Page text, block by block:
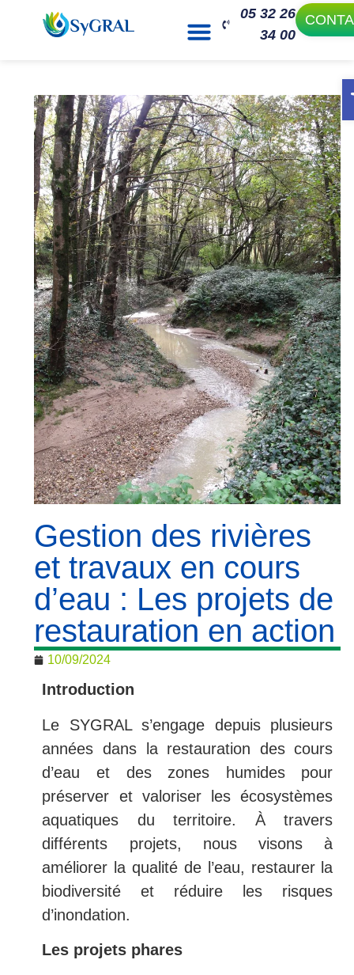
05 32 26
34 00
Gestion des rivières
et travaux en cours
d’eau : Les projets de
restauration en action
10/09/2024
Introduction
Le SYGRAL s’engage depuis plusieurs
années dans la restauration des cours
d’eau et des zones humides pour
préserver et valoriser les écosystèmes
aquatiques du territoire. À travers
différents projets, nous visons à
améliorer la qualité de l’eau, restaurer la
biodiversité et réduire les risques
d’inondation.
Les projets phares